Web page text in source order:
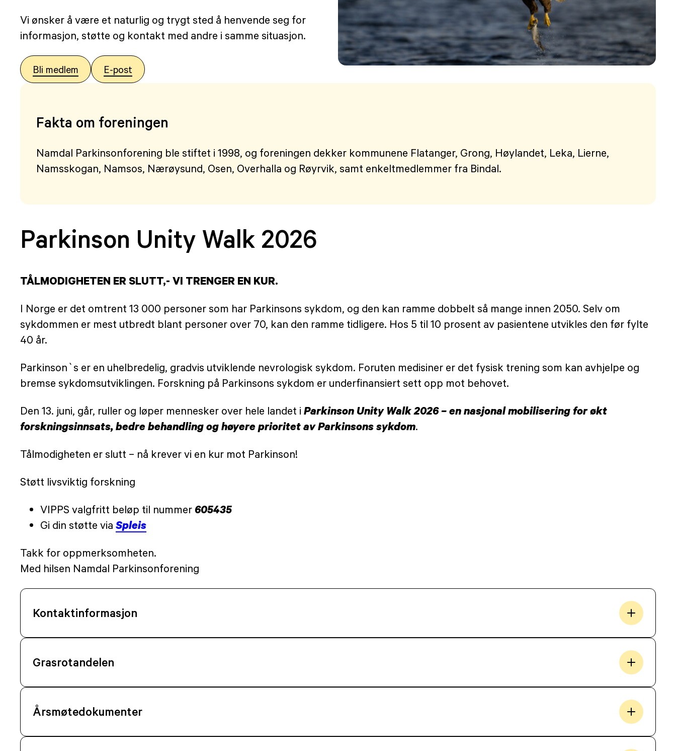
Vi ønsker å være et naturlig og trygt sted å henvende seg for
informasjon, støtte og kontakt med andre i samme situasjon.
Bli medlem E-post
Fakta om foreningen
Namdal Parkinsonforening ble stiftet i 1998, og foreningen dekker kommunene Flatanger, Grong, Høylandet, Leka, Lierne,
Namsskogan, Namsos, Nærøysund, Osen, Overhalla og Røyrvik, samt enkeltmedlemmer fra Bindal.
Parkinson Unity Walk 2026
TÅLMODIGHETEN ER SLUTT,- VI TRENGER EN KUR.
I Norge er det omtrent 13 000 personer som har Parkinsons sykdom, og den kan ramme dobbelt så mange innen 2050. Selv om
sykdommen er mest utbredt blant personer over 70, kan den ramme tidligere. Hos 5 til 10 prosent av pasientene utvikles den før fylte
40 år.
Parkinson`s er en uhelbredelig, gradvis utviklende nevrologisk sykdom. Foruten medisiner er det fysisk trening som kan avhjelpe og
bremse sykdomsutviklingen. Forskning på Parkinsons sykdom er underfinansiert sett opp mot behovet.
Den 13. juni, går, ruller og løper mennesker over hele landet i Parkinson Unity Walk 2026 – en nasjonal mobilisering for økt
forskningsinnsats, bedre behandling og høyere prioritet av Parkinsons sykdom.
Tålmodigheten er slutt – nå krever vi en kur mot Parkinson!
Støtt livsviktig forskning
VIPPS valgfritt beløp til nummer605435
Gi din støtte via Spleis
Takk for oppmerksomheten.
Med hilsen Namdal Parkinsonforening
Kontaktinformasjon
Grasrotandelen
Årsmøtedokumenter